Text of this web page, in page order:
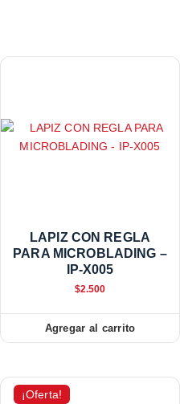
LAPIZ CON REGLA
PARA MICROBLADING –
IP-X005
$2.500
Agregar al carrito
¡Oferta!